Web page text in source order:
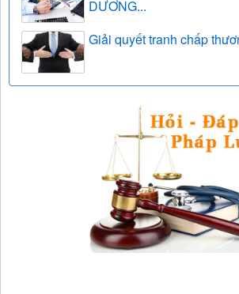
DƯƠNG...
Giải quyết tranh chấp